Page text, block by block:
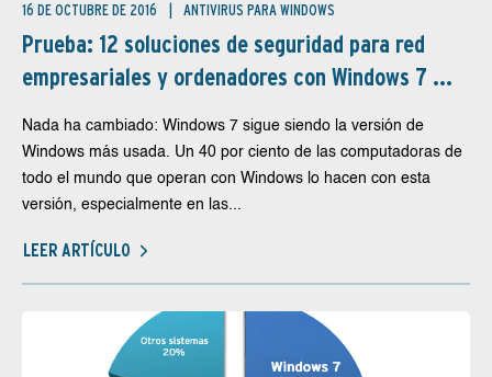
16 DE OCTUBRE DE 2016 ANTIVIRUS PARA WINDOWS
Prueba: 12 soluciones de seguridad para red
empresariales y ordenadores con Windows 7 ...
Nada ha cambiado: Windows 7 sigue siendo la versión de
Windows más usada. Un 40 por ciento de las computadoras de
todo el mundo que operan con Windows lo hacen con esta
versión, especialmente en las...
LEER ARTÍCULO